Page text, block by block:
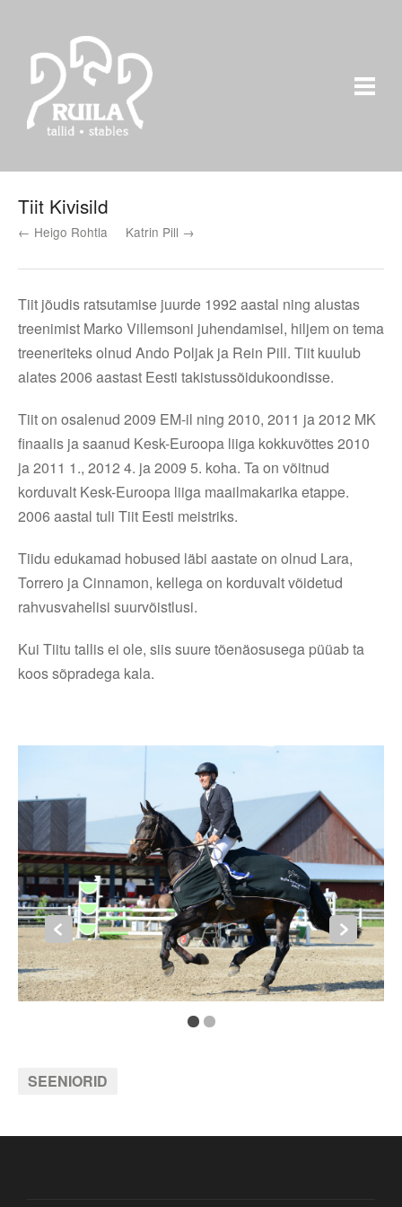
Tiit Kivisild
← Heigo Rohtla Katrin Pill →
Tiit jõudis ratsutamise juurde 1992 aastal ning alustas
treenimist Marko Villemsoni juhendamisel, hiljem on tema
treeneriteks olnud Ando Poljak ja Rein Pill. Tiit kuulub
alates 2006 aastast Eesti takistussõidukoondisse.
Tiit on osalenud 2009 EM-il ning 2010, 2011 ja 2012 MK
finaalis ja saanud Kesk-Euroopa liiga kokkuvõttes 2010
ja 2011 1., 2012 4. ja 2009 5. koha. Ta on võitnud
korduvalt Kesk-Euroopa liiga maailmakarika etappe.
2006 aastal tuli Tiit Eesti meistriks.
Tiidu edukamad hobused läbi aastate on olnud Lara,
Torrero ja Cinnamon, kellega on korduvalt võidetud
rahvusvahelisi suurvõistlusi.
Kui Tiitu tallis ei ole, siis suure tõenäosusega püüab ta
koos sõpradega kala.
SEENIORID